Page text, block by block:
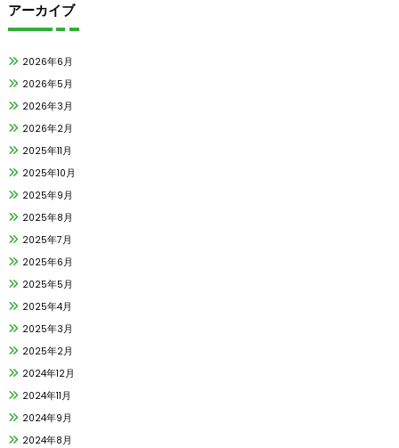
アーカイブ
2026年6月
2026年5月
2026年3月
2026年2月
2025年11月
2025年10月
2025年9月
2025年8月
2025年7月
2025年6月
2025年5月
2025年4月
2025年3月
2025年2月
2024年12月
2024年11月
2024年9月
2024年8月